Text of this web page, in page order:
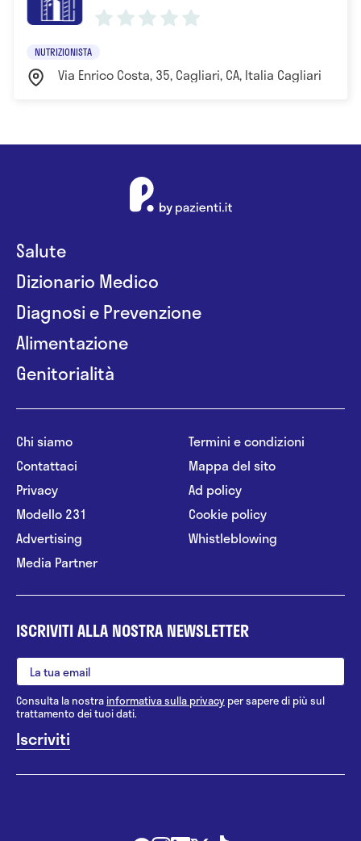
NUTRIZIONISTA
Via Enrico Costa, 35, Cagliari, CA, Italia Cagliari
Salute
Dizionario Medico
Diagnosi e Prevenzione
Alimentazione
Genitorialità
Chi siamo
Contattaci
Privacy
Modello 231
Advertising
Media Partner
Termini e condizioni
Mappa del sito
Ad policy
Cookie policy
Whistleblowing
ISCRIVITI ALLA NOSTRA NEWSLETTER
Consulta la nostrainformativa sulla privacy per sapere di più sul
trattamento dei tuoi dati.